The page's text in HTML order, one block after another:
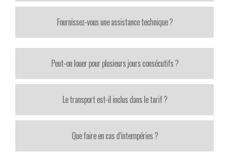
Fournissez-vous une assistance technique ?
Peut-on louer pour plusieurs jours consécutifs ?
Le transport est-il inclus dans le tarif ?
Que faire en cas d’intempéries ?